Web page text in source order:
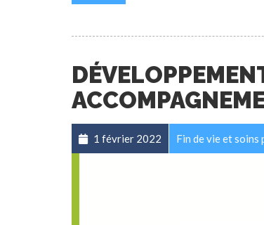
1 février 2022 Fin de vie et